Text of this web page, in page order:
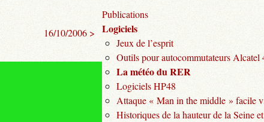
16/10/2006 >
Publications
Logiciels
Jeux de l’esprit
Outils pour autocommutateurs Alcatel
La météo du RER
Logiciels HP48
Attaque « Man in the middle » facile
Historiques de la hauteur de la Seine